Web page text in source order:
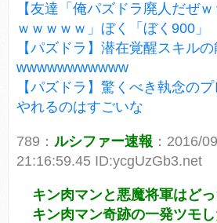
【友達「俺パズドラ廃人だぜ
ｗｗｗｗｗ」ぼく「ぼく900」
【パズドラ】潜在覚醒スキル
wwwwwwwwwww
【パズドラ】驚くべき執念の
やれるのはすごいな
789： ルシファー速報 ：2016/
21:16:59.45 ID:ycgUzGb3.net
キン肉マンと悪魔将軍はど
キン肉マン奇跡の一発ツモし